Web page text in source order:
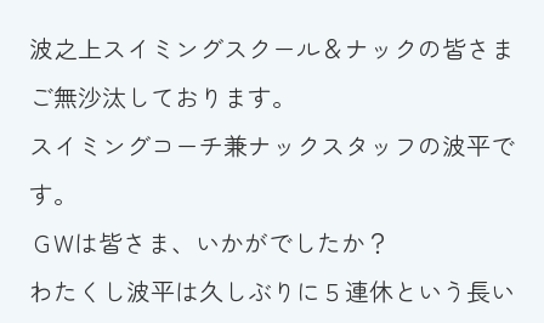
採用情報
お知らせ
カレンダー
波スイタイムズ
お問い合わせ
波之上スイミングスクール＆ナックの皆さま
ご無沙汰しております。
スイミングコーチ兼ナックスタッフの波平で
す。
ＧWは皆さま、いかがでしたか？
わたくし波平は久しぶりに５連休という長い